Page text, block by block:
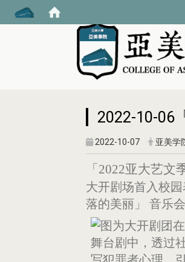
2022-10-06
2022-10-07 亚美学
「2022亚大艺
大开剧场首入校
落的美丽」 音乐